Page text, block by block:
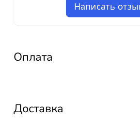
Написать
Оплата
Доставка